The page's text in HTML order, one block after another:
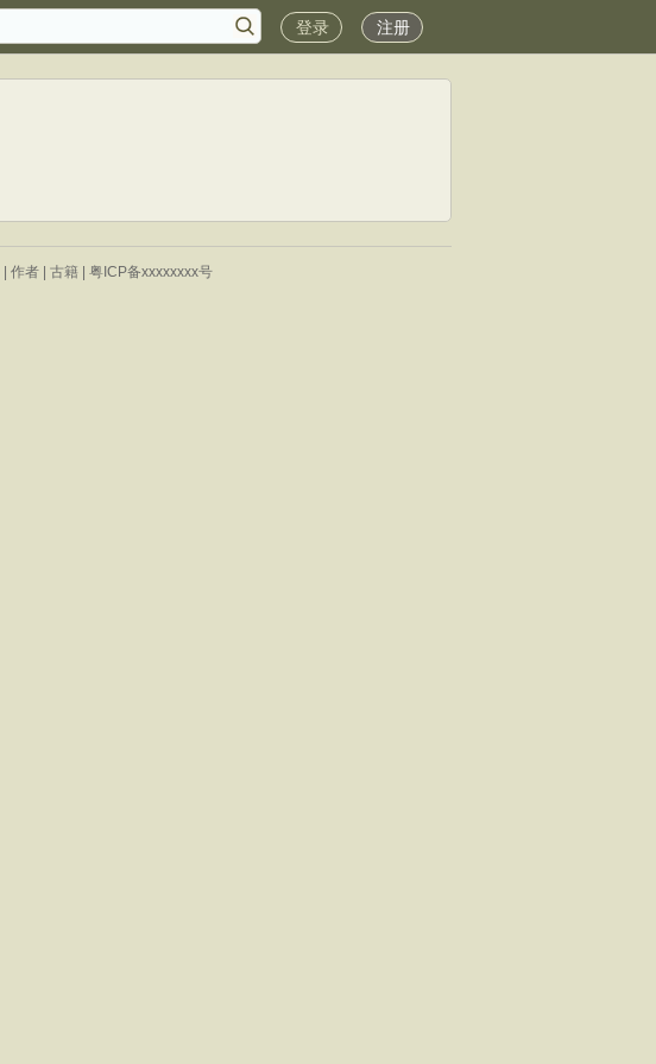
登录 注册
作者 古籍 粤ICP备xxxxxxxx号